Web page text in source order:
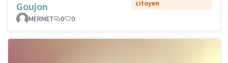
Goujon
citoyen
MERMET
0 0